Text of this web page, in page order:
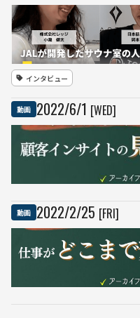
インタビュー
動画 2022/6/1 [WED]
動画 2022/2/25 [FRI]